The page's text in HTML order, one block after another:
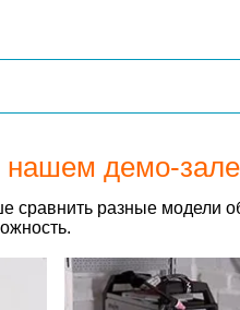
нашем демо-зале
сравнить разные модели